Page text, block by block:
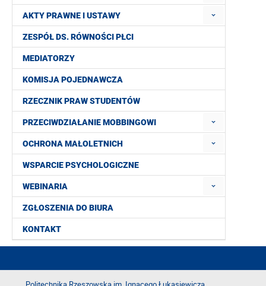
AKTY PRAWNE I USTAWY
ZESPÓŁ DS. RÓWNOŚCI PŁCI
MEDIATORZY
KOMISJA POJEDNAWCZA
RZECZNIK PRAW STUDENTÓW
PRZECIWDZIAŁANIE MOBBINGOWI
OCHRONA MAŁOLETNICH
WSPARCIE PSYCHOLOGICZNE
WEBINARIA
ZGŁOSZENIA DO BIURA
KONTAKT